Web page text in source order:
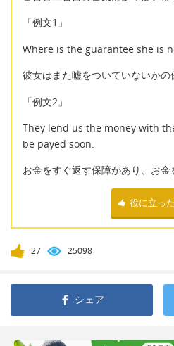
「例文1」
Where is the guarantee she is
彼女はまた嘘をついていないかの
「例文2」
They lend us the money with
be payed soon.
お金をすぐ返す保障があり、お金
役に立った
27 25098
シェア